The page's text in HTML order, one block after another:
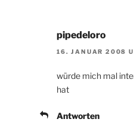
pipedeloro
16. JANUAR 2008
würde mich mal
hat
Antworten